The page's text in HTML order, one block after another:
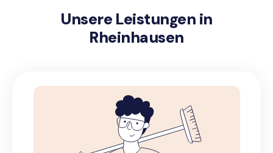
Unsere Leistungen in
Rheinhausen